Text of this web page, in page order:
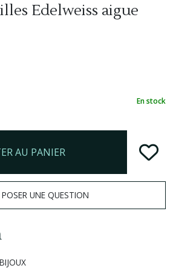
Edelweiss aigue
En stock
AU PANIER
UNE QUESTION